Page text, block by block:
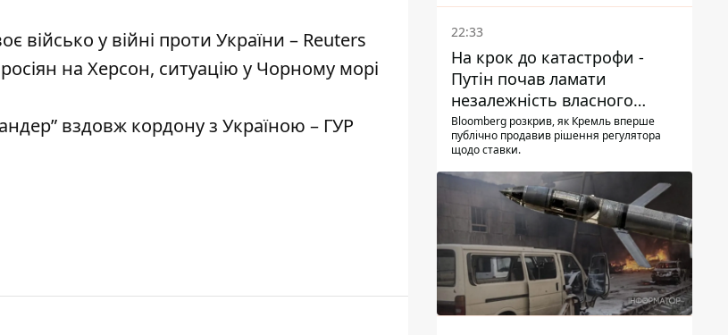
військо у війні проти України – Reuters
на Херсон, ситуацію у Чорному морі
вздовж кордону з Україною – ГУР
22:33
На крок до катастрофи -
Путін почав ламати
незалежність власного
Центробанку, змусивши
знизити базову ставку
Bloomberg розкрив, як Кремль вперше
публічно продавив рішення регулятора
щодо ставки.